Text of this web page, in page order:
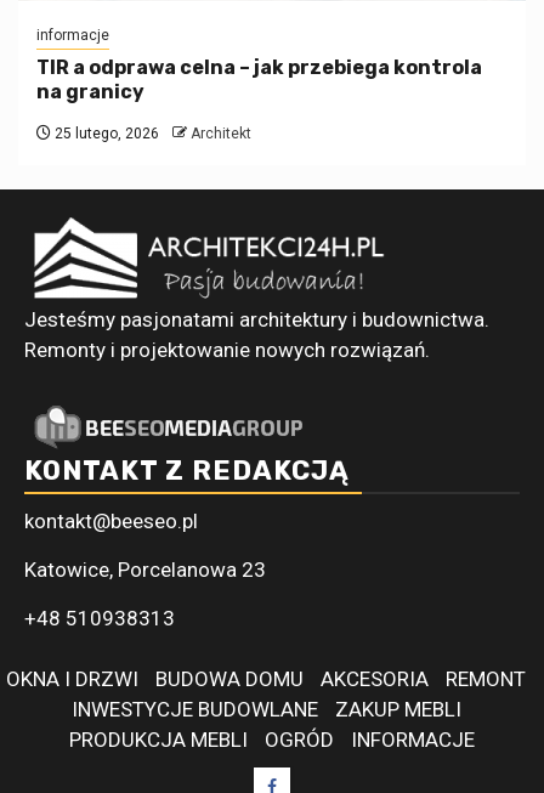
informacje
TIR a odprawa celna – jak przebiega kontrola
na granicy
25 lutego, 2026 Architekt
Jesteśmy pasjonatami architektury i budownictwa.
Remonty i projektowanie nowych rozwiązań.
KONTAKT Z REDAKCJĄ
kontakt@beeseo.pl
Katowice, Porcelanowa 23
+48 510938313
OKNA I DRZWI BUDOWA DOMU AKCESORIA
REMONT
INWESTYCJE BUDOWLANE
ZAKUP MEBLI
PRODUKCJA MEBLI
OGRÓD INFORMACJE
Facebook